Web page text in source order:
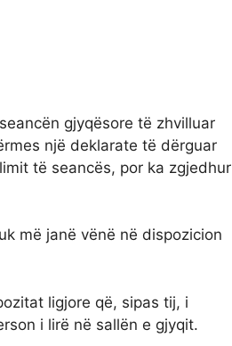
gjyqësore të zhvilluar
një deklarate të dërguar
të seancës, por ka zgjedhur
më janë vënë në dispozicion
ligjore që, sipas tij, i
i lirë në sallën e gjyqit.